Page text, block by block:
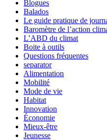
Blogues
Balados
Le guide pratique de
Baromètre de l’action
L’ABD du climat
Boite à outils
Questions fréquentes
separator
Alimentation
Mobilité
Mode de vie
Habitat
Innovation
Économie
Mieux-être
Jeunesse